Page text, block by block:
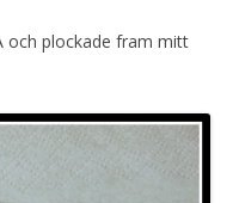
och plockade fram mitt